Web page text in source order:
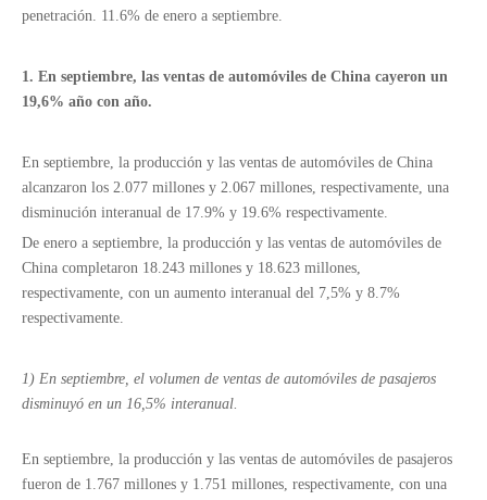
penetración. 11.6% de enero a septiembre.
1. En septiembre, las ventas de automóviles de China cayeron un
19,6% año con año.
En septiembre, la producción y las ventas de automóviles de China
alcanzaron los 2.077 millones y 2.067 millones, respectivamente, una
disminución interanual de 17.9% y 19.6% respectivamente.
De enero a septiembre, la producción y las ventas de automóviles de
China completaron 18.243 millones y 18.623 millones,
respectivamente, con un aumento interanual del 7,5% y 8.7%
respectivamente.
1) En septiembre, el volumen de ventas de automóviles de pasajeros
disminuyó en un 16,5% interanual.
En septiembre, la producción y las ventas de automóviles de pasajeros
fueron de 1.767 millones y 1.751 millones, respectivamente, con una